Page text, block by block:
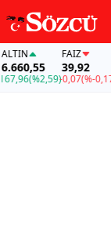
(%2,59)
FAİZ
39,92
-0,07(%-0,17)